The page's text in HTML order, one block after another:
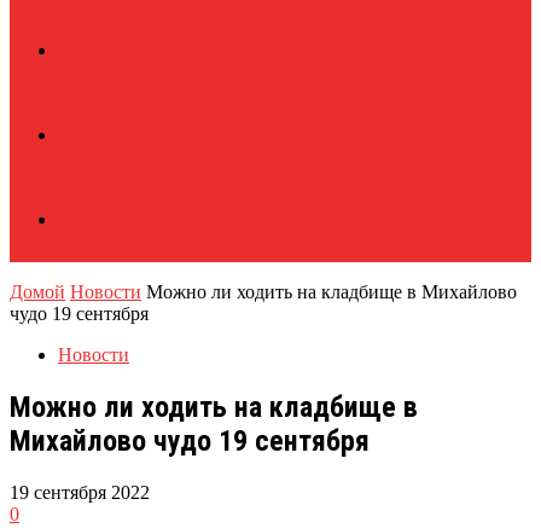
Домой Новости Можно ли ходить на кладбище в Михайлово
чудо 19 сентября
Новости
Можно ли ходить на кладбище в
Михайлово чудо 19 сентября
19 сентября 2022
0